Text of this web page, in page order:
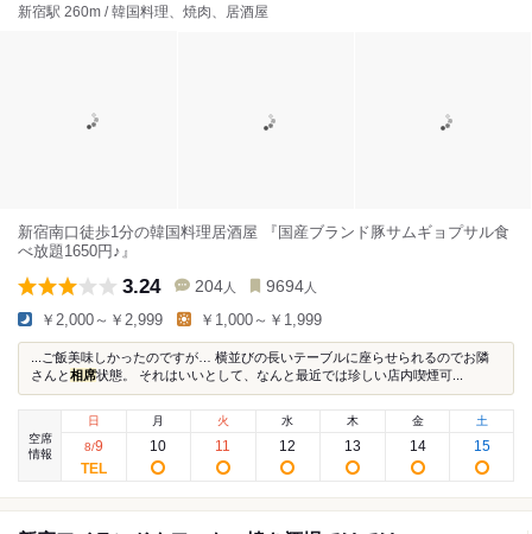
新宿駅 260m / 韓国料理、焼肉、居酒屋
新宿南口徒歩1分の韓国料理居酒屋 『国産ブランド豚サムギョプサル食
べ放題1650円♪』
3.24 204 人 9694 人
￥2,000～￥2,999 ￥1,000～￥1,999
...ご飯美味しかったのですが… 横並びの長いテーブルに座らせられるのでお隣
さんと相席状態。 それはいいとして、なんと最近では珍しい店内喫煙可...
空席
情報
日
8/9
月
10
火
11
水
12
木
13
金
14
土
15